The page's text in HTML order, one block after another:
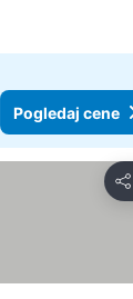
Pogledaj cene
Deli